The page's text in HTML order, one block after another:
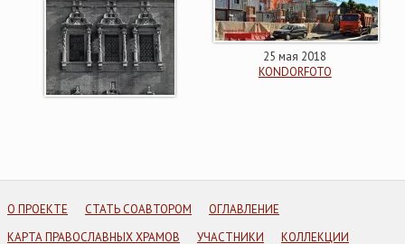
25 мая 2018
KONDORFOTO
О ПРОЕКТЕ СТАТЬ СОАВТОРОМ
ОГЛАВЛЕНИЕ
КАРТА ПРАВОСЛАВНЫХ ХРАМОВ
УЧАСТНИКИ КОЛЛЕКЦИИ